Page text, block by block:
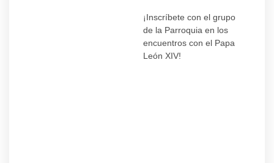
¡Inscríbete con el grupo
de la Parroquia en los
encuentros con el Papa
León XIV!